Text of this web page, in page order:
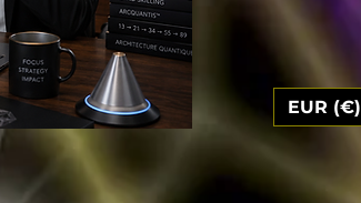
EUR (€)